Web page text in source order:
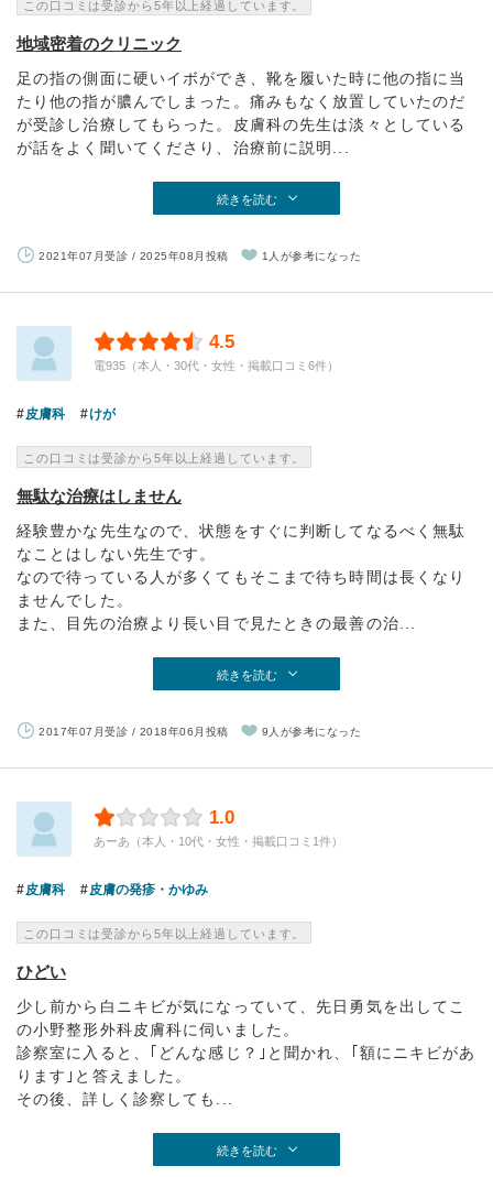
この口コミは受診から5年以上経過しています。
地域密着のクリニック
足の指の側面に硬いイボができ、靴を履いた時に他の指に当
たり他の指が膿んでしまった。痛みもなく放置していたのだ
が受診し治療してもらった。皮膚科の先生は淡々としている
が話をよく聞いてくださり、治療前に説明...
続きを読む
2021年07月受診 / 2025年08月投稿 1人が参考になった
4.5
電935（本人・30代・女性・掲載口コミ6件）
皮膚科 けが
この口コミは受診から5年以上経過しています。
無駄な治療はしません
経験豊かな先生なので、状態をすぐに判断してなるべく無駄
なことはしない先生です。
なので待っている人が多くてもそこまで待ち時間は長くなり
ませんでした。
また、目先の治療より長い目で見たときの最善の治...
続きを読む
2017年07月受診 / 2018年06月投稿 9人が参考になった
1.0
あーあ（本人・10代・女性・掲載口コミ1件）
皮膚科 皮膚の発疹・かゆみ
この口コミは受診から5年以上経過しています。
ひどい
少し前から白ニキビが気になっていて、先日勇気を出してこ
の小野整形外科皮膚科に伺いました。
診察室に入ると、｢どんな感じ？｣と聞かれ、｢額にニキビがあ
ります｣と答えました。
その後、詳しく診察しても...
続きを読む